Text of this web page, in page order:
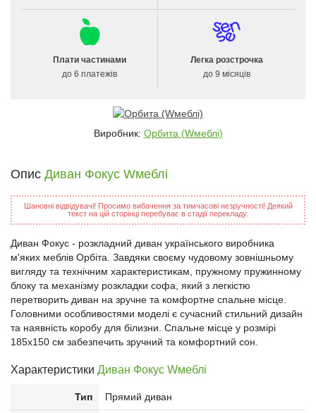
Плати частинами
до 6 платежів
Легка розстрочка
до 9 місяців
Виробник: Орбита (Wмеблі)
Опис Диван Фокус Wмеблі
Шановні відвідувачі! Просимо вибачення за тимчасові незручності! Деякий
текст на цій сторінці перебуває в стадії перекладу.
Диван Фокус - розкладний диван українського виробника
м'яких меблів Орбіта. Завдяки своєму чудовому зовнішньому
вигляду та технічним характеристикам, пружному пружинному
блоку та механізму розкладки софа, який з легкістю
перетворить диван на зручне та комфортне спальне місце.
Головними особливостями моделі є сучасний стильний дизайн
та наявність коробу для білизни. Спальне місце у розмірі
185х150 см забезпечить зручний та комфортний сон.
Характеристики Диван Фокус Wмеблі
Тип Прямий диван